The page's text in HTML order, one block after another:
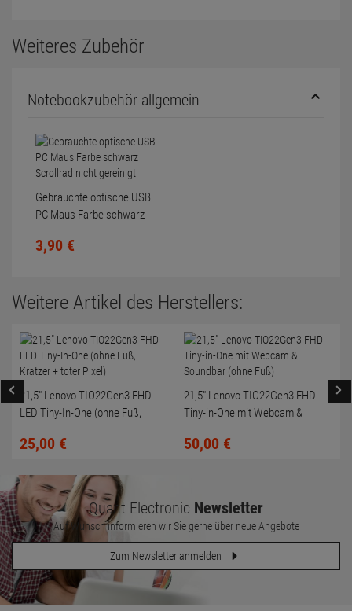
Weiteres Zubehör
Notebookzubehör allgemein
Gebrauchte optische USB
PC Maus Farbe schwarz
3,90 €
Weitere Artikel des Herstellers:
21,5" Lenovo TIO22Gen3 FHD
LED Tiny-In-One (ohne Fuß,
25,00 €
21,5" Lenovo TIO22Gen3 FHD
Tiny-in-One mit Webcam &
50,00 €
Quant Electronic Newsletter
Auf Wunsch informieren wir Sie gerne über neue Angebote
Zum Newsletter anmelden